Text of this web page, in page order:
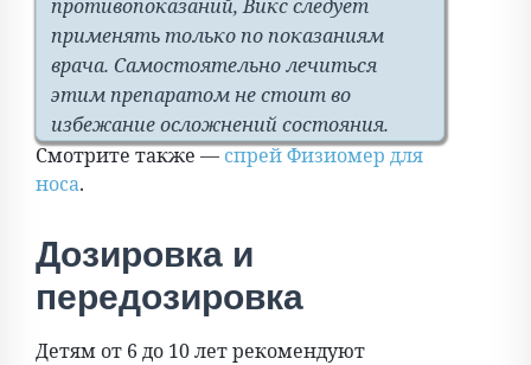
противопоказаний, Викс следует
применять только по показаниям
врача. Самостоятельно лечиться
этим препаратом не стоит во
избежание осложнений состояния.
Смотрите также —спрей Физиомер для
носа.
Дозировка и
передозировка
Детям от 6 до 10 лет рекомендуют